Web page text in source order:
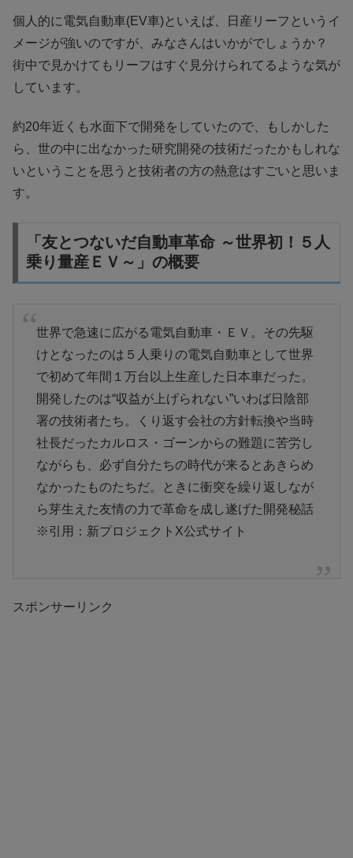
個人的に電気自動車(EV車)といえば、日産リーフというイ
メージが強いのですが、みなさんはいかがでしょうか？
街中で見かけてもリーフはすぐ見分けられてるような気が
しています。
約20年近くも水面下で開発をしていたので、もしかした
ら、世の中に出なかった研究開発の技術だったかもしれな
いということを思うと技術者の方の熱意はすごいと思いま
す。
「友とつないだ自動車革命 ～世界初！５人
乗り量産ＥＶ～」の概要
世界で急速に広がる電気自動車・ＥＶ。その先駆
けとなったのは５人乗りの電気自動車として世界
で初めて年間１万台以上生産した日本車だった。
開発したのは“収益が上げられない”いわば日陰部
署の技術者たち。くり返す会社の方針転換や当時
社長だったカルロス・ゴーンからの難題に苦労し
ながらも、必ず自分たちの時代が来るとあきらめ
なかったものたちだ。ときに衝突を繰り返しなが
ら芽生えた友情の力で革命を成し遂げた開発秘話
※引用：新プロジェクトX公式サイト
スポンサーリンク